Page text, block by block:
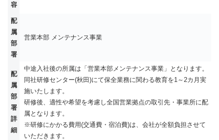
容
配
属
部
署
営業本部 メンテナンス事業
配
属
部
署
詳
細
中途入社後の所属は「営業本部メンテナンス事業」となります。
同社研修センター(秋田)にて保全業務に関わる教育を1～2カ月実
施いたします。
研修後、適性や希望を考慮し全国営業拠点の取引先・事業所に配
属となります。
※研修にかかる費用(交通費・宿泊費)は、会社が全額負担させて
いただきます。